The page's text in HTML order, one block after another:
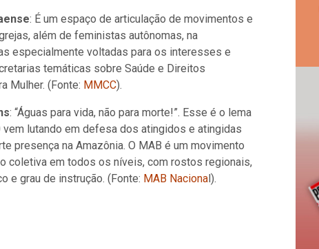
: É um espaço de articulação de movimentos e
além de feministas autônomas, na
especialmente voltadas para os interesses e
temáticas sobre Saúde e Direitos
Mulher. (Fonte: MMCC).
: “Águas para vida, não para morte!”. Esse é o lema
lutando em defesa dos atingidos e atingidas
presença na Amazônia. O MAB é um movimento
coletiva em todos os níveis, com rostos regionais,
e grau de instrução. (Fonte: MAB Nacional).